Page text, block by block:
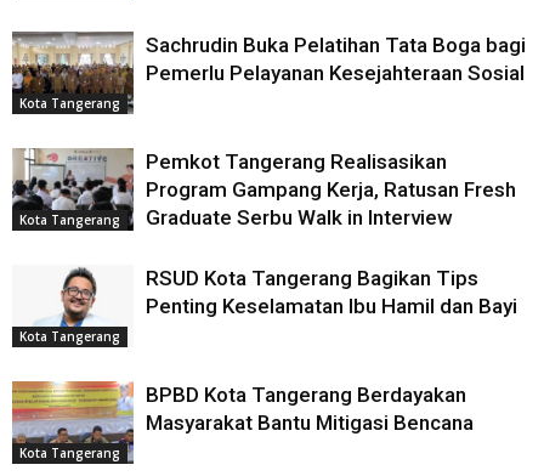
Kota Tangerang
Sachrudin Buka Pelatihan Tata Boga bagi
Pemerlu Pelayanan Kesejahteraan Sosial
Kota Tangerang
Pemkot Tangerang Realisasikan
Program Gampang Kerja, Ratusan Fresh
Graduate Serbu Walk in Interview
Kota Tangerang
RSUD Kota Tangerang Bagikan Tips
Penting Keselamatan Ibu Hamil dan Bayi
Kota Tangerang
BPBD Kota Tangerang Berdayakan
Masyarakat Bantu Mitigasi Bencana